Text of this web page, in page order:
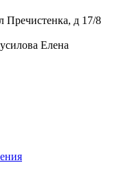
Пречистенка, д 17/8
Елена